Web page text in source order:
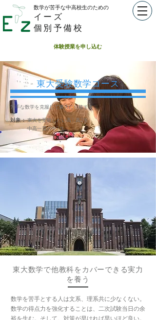
数学が苦手な中高校生のための​
イーズ
個別予備校
体験授業を申し込む
東大受験数学コース
苦手な数学を克服して東大に合格する
​対象：東大を受験したい高1,高2生
中高一貫の中3生
東大数学で他教科をカバーできる実力
を養う
数学を苦手とする人は文系、理系共に少なくない。
数学の得点力を強化することは、二次試験当日の余
裕を生む。そして、対策が早ければ早いほど良い。